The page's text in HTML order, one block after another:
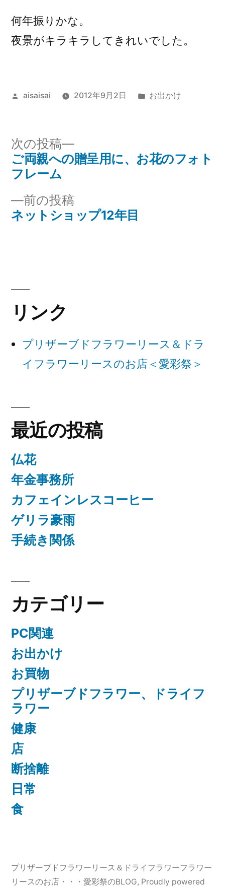
何年振りかな。
夜景がキラキラしてきれいでした。
投
aisaisai 2012年9月2日
カ
ー:
お出かけ
投
ナ
シ
ョ
ン
前の投稿
の
ネットショップ12年目
次の投稿
次
の
ご両親への贈呈用に、お花のフォト
フレーム
リンク
プリザーブドフラワーリース＆ドラ
イフラワーリースのお店＜愛彩祭＞
最近の投稿
仏花
年金事務所
カフェインレスコーヒー
ゲリラ豪雨
手続き関係
カテゴリー
PC関連
お出かけ
お買物
プリザーブドフラワー、ドライフ
ラワー
健康
店
断捨離
日常
食
プリザーブドフラワーリース＆ドライフラワーフラワー
リースのお店・・・愛彩祭のBLOG, Proudly powered